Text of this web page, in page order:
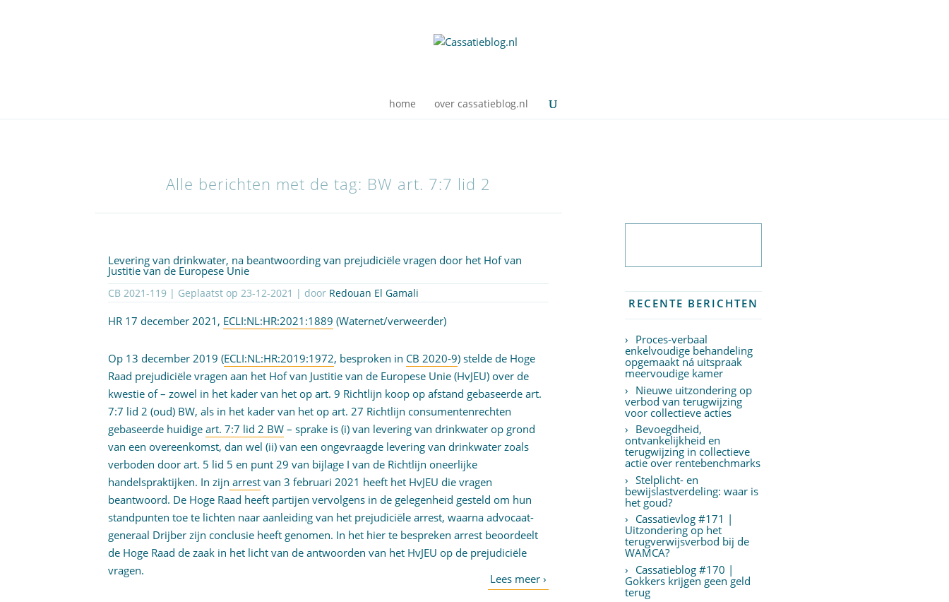
home over cassatieblog.nl
Alle berichten met de tag: BW art. 7:7 lid 2
Levering van drinkwater, na beantwoording van prejudiciële vragen door het Hof van
Justitie van de Europese Unie
CB 2021-119 | Geplaatst op23-12-2021 | door Redouan El Gamali
HR 17 december 2021, ECLI:NL:HR:2021:1889 (Waternet/verweerder)
Op 13 december 2019 (ECLI:NL:HR:2019:1972, besproken in CB 2020-9) stelde de Hoge
Raad prejudiciële vragen aan het Hof van Justitie van de Europese Unie (HvJEU) over de
kwestie of – zowel in het kader van het op art. 9 Richtlijn koop op afstand gebaseerde art.
7:7 lid 2 (oud) BW, als in het kader van het op art. 27 Richtlijn consumentenrechten
gebaseerde huidigeart. 7:7 lid 2 BW – sprake is (i) van levering van drinkwater op grond
van een overeenkomst, dan wel (ii) van een ongevraagde levering van drinkwater zoals
verboden door art. 5 lid 5 en punt 29 van bijlage I van de Richtlijn oneerlijke
handelspraktijken. In zijn arrest van 3 februari 2021 heeft het HvJEU die vragen
beantwoord. De Hoge Raad heeft partijen vervolgens in de gelegenheid gesteld om hun
standpunten toe te lichten naar aanleiding van het prejudiciële arrest, waarna advocaat-
generaal Drijber zijn conclusie heeft genomen. In het hier te bespreken arrest beoordeelt
de Hoge Raad de zaak in het licht van de antwoorden van het HvJEU op de prejudiciële
vragen.
RECENTE BERICHTEN
Proces-verbaal
enkelvoudige behandeling
opgemaakt ná uitspraak
meervoudige kamer
Nieuwe uitzondering op
verbod van terugwijzing
voor collectieve acties
Bevoegdheid,
ontvankelijkheid en
terugwijzing in collectieve
actie over rentebenchmarks
Stelplicht- en
bewijslastverdeling: waar is
het goud?
Cassatievlog #171 |
Uitzondering op het
terugverwijsverbod bij de
WAMCA?
Cassatieblog #170 |
Gokkers krijgen geen geld
terug